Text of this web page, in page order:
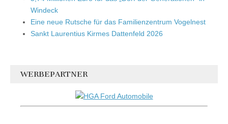
Windeck
Eine neue Rutsche für das Familienzentrum Vogelnest
Sankt Laurentius Kirmes Dattenfeld 2026
WERBEPARTNER